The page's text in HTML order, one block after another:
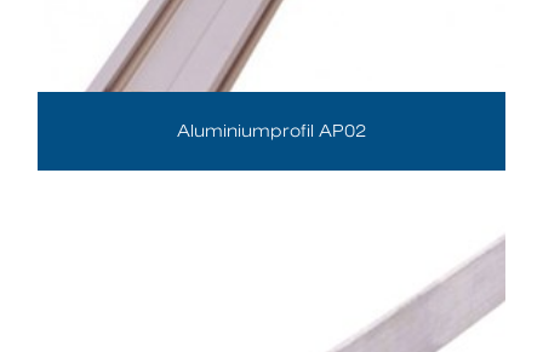
Aluminiumprofil AP02